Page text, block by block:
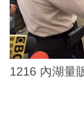
1216 內湖量